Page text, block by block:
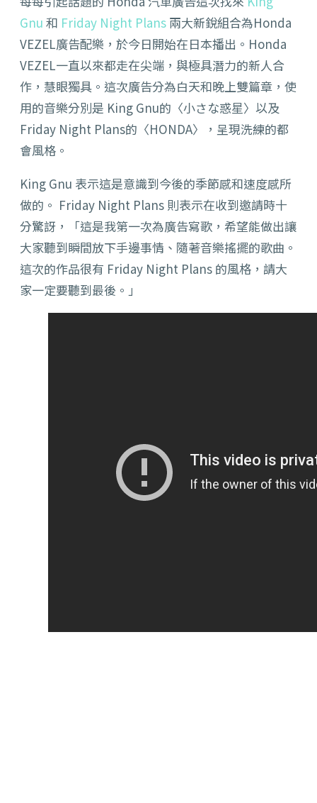
Gnu 和 Friday Night Plans 兩大新銳組合為Honda
VEZEL廣告配樂，於今日開始在日本播出。Honda
VEZEL一直以來都走在尖端，與極具潛力的新人合
作，慧眼獨具。這次廣告分為白天和晚上雙篇章，使
用的音樂分別是 King Gnu的〈小さな惑星〉以及
Friday Night Plans的〈HONDA〉，呈現洗練的都
會風格。
King Gnu 表示這是意識到今後的季節感和速度感所
做的。 Friday Night Plans 則表示在收到邀請時十
分驚訝，「這是我第一次為廣告寫歌，希望能做出讓
大家聽到瞬間放下手邊事情、隨著音樂搖擺的歌曲。
這次的作品很有 Friday Night Plans 的風格，請大
家一定要聽到最後。」